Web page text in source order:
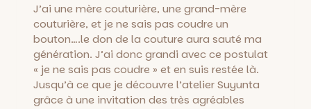
J’ai une mère couturière, une grand-mère
couturière, et je ne sais pas coudre un
bouton….le don de la couture aura sauté ma
génération. J’ai donc grandi avec ce postulat
« je ne sais pas coudre » et en suis restée là.
Jusqu’à ce que je découvre l’atelier Suyunta
grâce à une invitation des très agréables